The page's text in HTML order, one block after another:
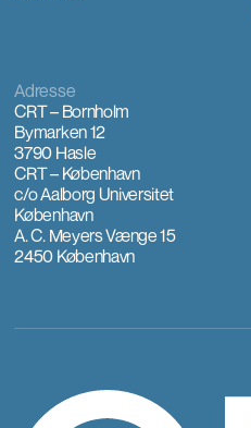
Adresse
CRT – Bornholm
Bymarken 12
3790 Hasle
CRT – København
c/o Aalborg Universitet
København
A. C. Meyers Vænge 15
2450 København